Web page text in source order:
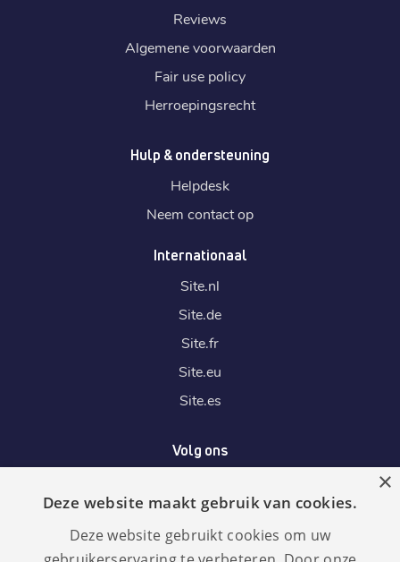
Reviews
Algemene voorwaarden
Fair use policy
Herroepingsrecht
Hulp & ondersteuning
Helpdesk
Neem contact op
Internationaal
Site.nl
Site.de
Site.fr
Site.eu
Site.es
Volg ons
Wij accepteren
×
Deze website maakt gebruik van cookies.
Deze website gebruikt cookies om uw